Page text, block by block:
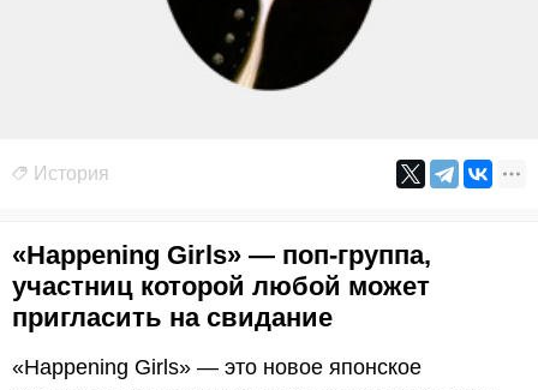
История
«Happening Girls» — поп-группа,
участниц которой любой может
пригласить на свидание
«Happening Girls» — это новое японское